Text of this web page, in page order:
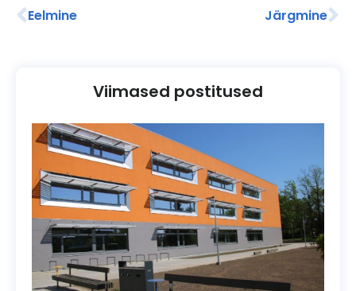
Eelmine Järgmine
Viimased postitused